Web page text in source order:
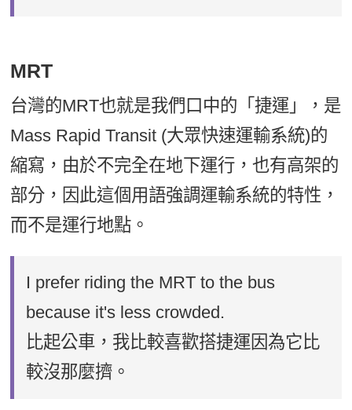
MRT
台灣的MRT也就是我們口中的「捷運」，是
Mass Rapid Transit (大眾快速運輸系統)的
縮寫，由於不完全在地下運行，也有高架的
部分，因此這個用語強調運輸系統的特性，
而不是運行地點。
I prefer riding the MRT to the bus
because it's less crowded.
比起公車，我比較喜歡搭捷運因為它比
較沒那麼擠。